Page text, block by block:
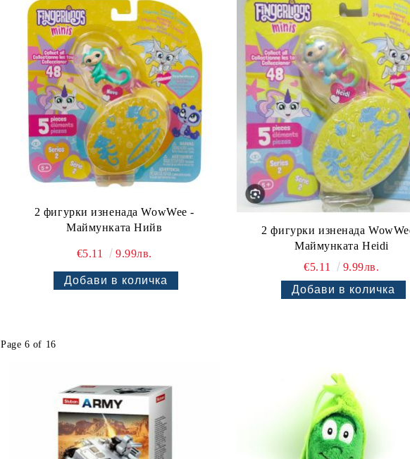
2 фигурки изненада WowWee -
Маймунката Нийв
€5.11 9.99лв.
2 фигурки изненада
Маймунката Heidi
€5.11
9.99лв.
Page 6 of 16